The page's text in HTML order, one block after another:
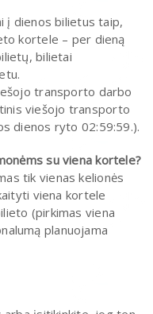
į dienos bilietus taip,
kortele – per dieną
bilietai
transporto darbo
viešojo transporto
dienos ryto 02:59:59.).
su viena kortele?
tik vienas kelionės
viena kortele
(pirkimas viena
planuojama